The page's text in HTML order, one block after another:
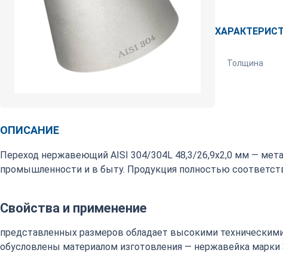
Толщина
ОПИСАНИЕ
Переход нержавеющий AISI 304/304L 48,3/26,9х2,0 мм —
промышленности и в быту. Продукция полностью
Свойства и применение
представленных размеров обладает высокими
обусловлены материалом изготовления — нержавейка марки